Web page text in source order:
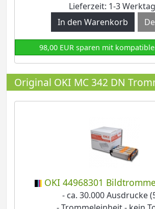
Lieferzeit: 1-3
98,00 EUR sparen mit
Original OKI MC 342 DN
OKI 44968301
- ca. 30.000 Ausdrucke